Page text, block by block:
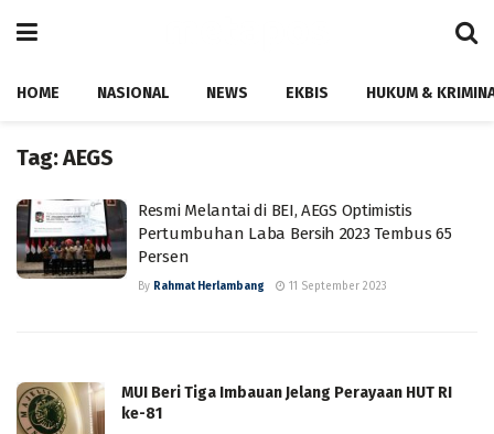
HOME NASIONAL NEWS EKBIS HUKUM &
Tag:AEGS
Resmi Melantai di BEI, AEGS Optimistis
Pertumbuhan Laba Bersih 2023 Tembus 65
Persen
By Rahmat Herlambang 11 September 2023
MUI Beri Tiga Imbauan Jelang Perayaan HUT RI
ke-81